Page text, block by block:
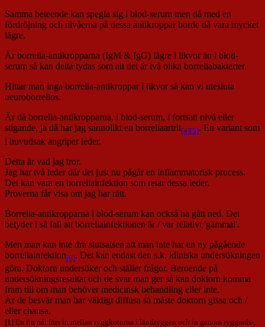
Samma beteende kan spegla sig i blod-serum men då med en
fördröjning och nivåerna på dessa antikroppar borde då vara mycket
lägre.
Är borrelia-antikropparna (IgM & IgG) lägre i likvor än i blod-
serum så kan detta tydas som att det är två olika borreliabakterier.
Hittar man inga borrelia-antikroppar i likvor så kan vi utesluta
neuroborrelios.
Är då borrelia-antikropparna, i blod-serum, i fortsatt nivå eller
stigande, ja då har jag sannolikt en borreliaartrit[4][5]. En variant som
i huvudsak angriper leder.
Detta är vad jag tror.
Jag har två leder där det just nu pågår en inflammatorisk process.
Det kan vara en borreliainfektion som retar dessa leder.
Proverna får visa om jag har rätt.
Borrelia-antikropparna i blod-serum kan också ha gått ned. Det
betyder i så fall att borreliainfektionen är / var relativt 'gammal'.
Men man kan inte dra slutsatsen att man inte har en ny pågående
borreliainfektion[6]. Det kan endast den s.k. kliniska undersökningen
göra. Doktorn undersöker och ställer frågor. Beroende på
undersökningsresultat och de svar man ger så kan doktorn komma
fram till om man behöver medicinsk behandling eller inte.
Är de besvär man har väldigt diffusa så måste doktorn gissa och /
eller chansa.
[1] En fin nål förs in mellan ryggkotorna i ländryggen och in genom ryggrads-,